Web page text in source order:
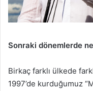
Sonraki dönemlerde
Birkaç farklı ülkede
1997’de kurduğumuz